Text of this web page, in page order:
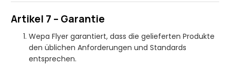
Artikel 7 – Garantie
Wepa Flyer garantiert, dass die gelieferten Produkte
den üblichen Anforderungen und Standards
entsprechen.